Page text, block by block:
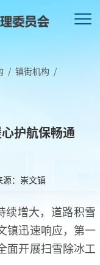
/ 镇街机构 /
护航保畅通
源：崇文镇
续增大，道路积雪
镇迅速响应，第一
面开展扫雪除冰工